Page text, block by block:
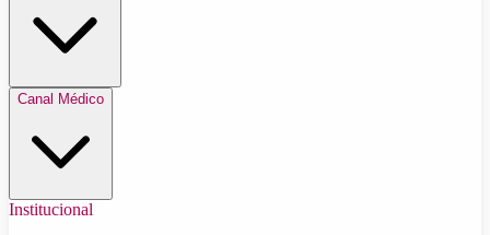
Canal Médico
Institucional